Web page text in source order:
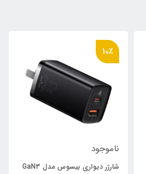
10٪
ناموجود
شارژر دیواری بیسوس مدل GaN3